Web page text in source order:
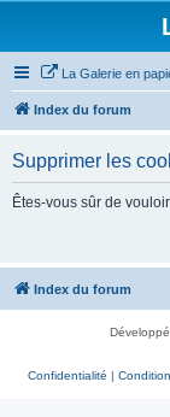
La Galerie en
Index du forum
Supprimer les
Êtes-vous sûr de
Index du forum
Confidentialité |